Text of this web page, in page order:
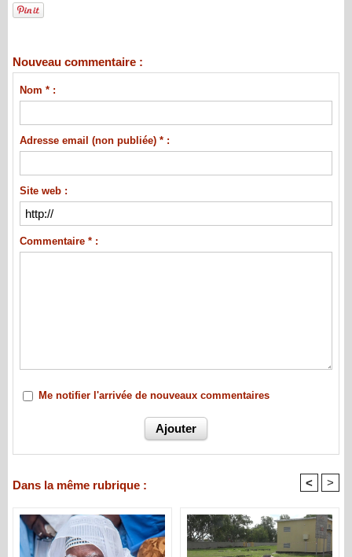
Nouveau commentaire :
Nom * :
Adresse email (non publiée) * :
Site web :
Commentaire * :
Me notifier l'arrivée de nouveaux commentaires
Dans la même rubrique : < >